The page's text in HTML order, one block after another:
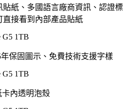
紙、多國語言廠商資訊、認證標
接看到內部產品貼紙
保固圖示、免費技術支援字樣
內透明泡殼